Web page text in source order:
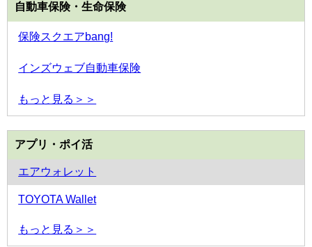
自動車保険・生命保険
保険スクエアbang!
インズウェブ自動車保険
もっと見る＞＞
アプリ・ポイ活
エアウォレット
TOYOTA Wallet
もっと見る＞＞